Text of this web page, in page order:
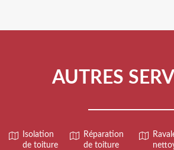
AUTRES
Isolation
de toiture
Réparation
de toiture